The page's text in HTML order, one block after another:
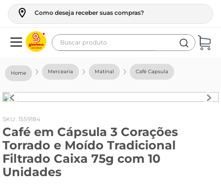
Como deseja receber suas compras?
Buscar produto
Mercearia Matinal Café Capsula
: 1559184
Café em Cápsula 3 Corações
Torrado e Moído Tradicional
Filtrado Caixa 75g com 10
Unidades
geladeira
fogao
café
cerveja
frango